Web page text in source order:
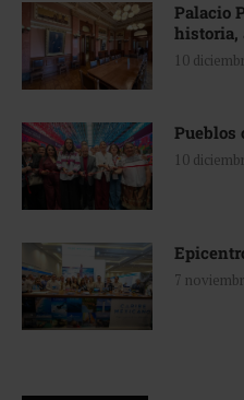
Palacio
historia,
10
Pueblos
10
7